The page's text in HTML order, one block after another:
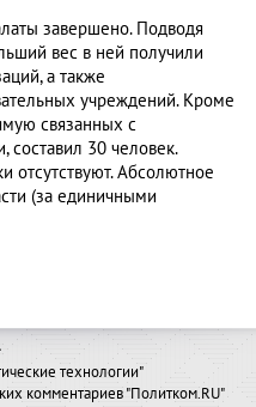
завершено. Подводя
вес в ней получили
а также
учреждений. Кроме
связанных с
составил 30 человек.
отсутствуют. Абсолютное
(за единичными
технологии"
комментариев "Политком.RU"